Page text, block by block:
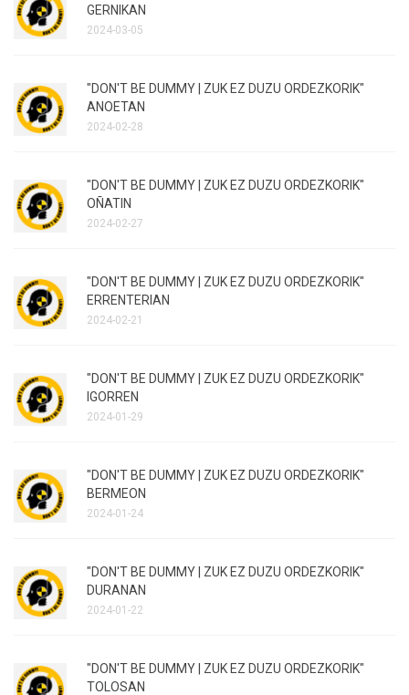
GERNIKAN
2024-03-05
"DON'T BE DUMMY | ZUK EZ DUZU ORDEZKORIK"
ANOETAN
2024-02-28
"DON'T BE DUMMY | ZUK EZ DUZU ORDEZKORIK"
OÑATIN
2024-02-27
"DON'T BE DUMMY | ZUK EZ DUZU ORDEZKORIK"
ERRENTERIAN
2024-02-21
"DON'T BE DUMMY | ZUK EZ DUZU ORDEZKORIK"
IGORREN
2024-01-29
"DON'T BE DUMMY | ZUK EZ DUZU ORDEZKORIK"
BERMEON
2024-01-24
"DON'T BE DUMMY | ZUK EZ DUZU ORDEZKORIK"
DURANAN
2024-01-22
"DON'T BE DUMMY | ZUK EZ DUZU ORDEZKORIK"
TOLOSAN